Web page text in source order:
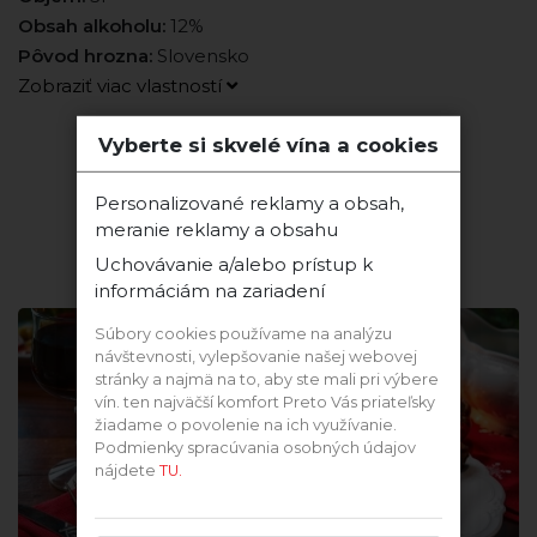
Obsah alkoholu: 12%
Pôvod hrozna: Slovensko
Zobraziť viac vlastností
Vinárstvo Vino Karpatia
Recepty k vínu
Vyberte si skvelé vína a cookies
Personalizované reklamy a obsah,
meranie reklamy a obsahu
Uchovávanie a/alebo prístup k
informáciám na zariadení
Súbory cookies používame na analýzu
návštevnosti, vylepšovanie našej webovej
stránky a najmä na to, aby ste mali pri výbere
vín. ten najväčší komfort Preto Vás priateľsky
žiadame o povolenie na ich využívanie.
Podmienky spracúvania osobných údajov
nájdeteTU.